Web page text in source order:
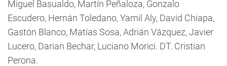
Miguel Basualdo, Martín Peñaloza, Gonzalo
Escudero, Hernán Toledano, Yamil Aly, David Chiapa,
Gastón Blanco, Matías Sosa, Adrián Vázquez, Javier
Lucero, Darian Bechar, Luciano Morici. DT. Cristian
Perona.